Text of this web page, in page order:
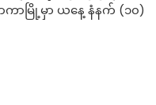
ကာမြို့မှာ ယနေ့ နံနက် (၁၀)